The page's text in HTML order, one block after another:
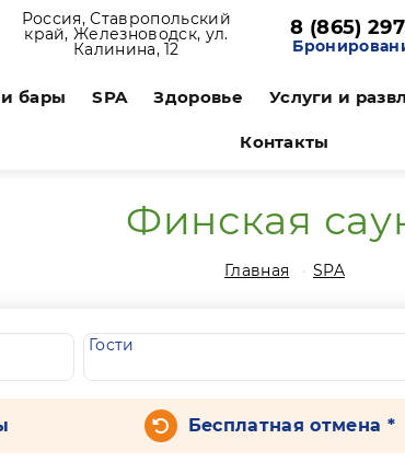
Россия, Ставропольский
край, Железноводск, ул.
Калинина, 12
8 (865)
бары SPA Здоровье Услуги и
Контакты
Финская
Главная SPA
Гости
Бесплатная отмена *